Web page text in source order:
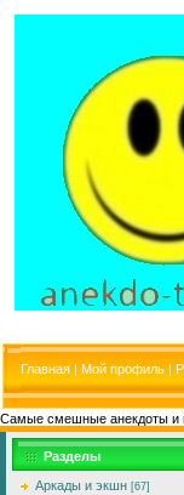
Главная | Мой профиль |
Самые смешные анекдоты и
Разделы
Аркады и экшн [67]